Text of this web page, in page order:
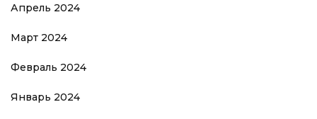
Апрель 2024
Март 2024
Февраль 2024
Январь 2024